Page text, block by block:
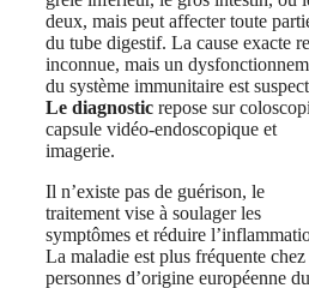
deux, mais peut affecter toute
du tube digestif. La cause exacte
inconnue, mais un
du système immunitaire est
Le diagnostic repose sur
capsule vidéo-endoscopique et
imagerie.
Il n’existe pas de guérison, le
traitement vise à soulager les
symptômes et réduire
La maladie est plus fréquente chez
personnes d’origine européenne du